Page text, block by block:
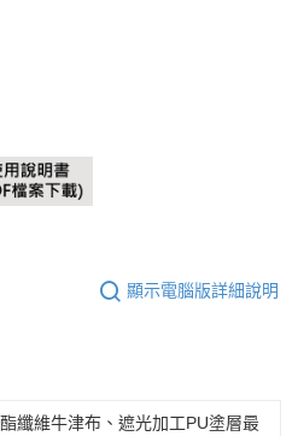
顯示電腦版詳細說明
纖維牛津布、遮光加工PU塗層最